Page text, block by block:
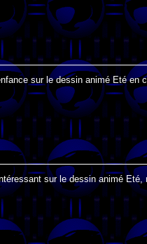
sur le dessin animé Eté en
sur le dessin animé Eté,